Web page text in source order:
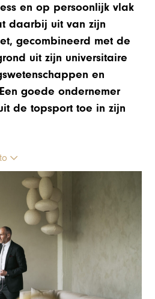
en op persoonlijk vlak
daarbij uit van zijn
gecombineerd met de
uit zijn universitaire
en
goede ondernemer
de topsport toe in zijn